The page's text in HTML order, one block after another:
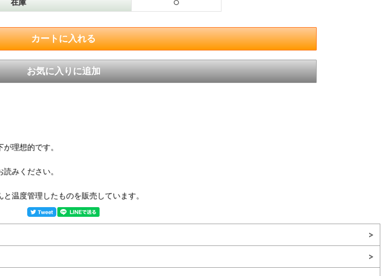
在庫
理想的です。
みください。
温度管理したものを販売しています。